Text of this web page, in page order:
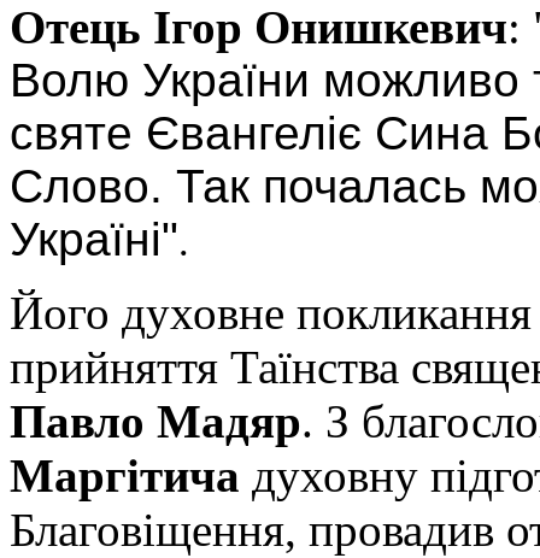
Отець Ігор Онишкевич:
Волю України можливо
святе Євангеліє Сина
Слово. Так почалась
Україні".
Його духовне покликання
прийняття Таїнства
Павло Мадяр. З
Маргітича духовну
Благовіщення, провадив